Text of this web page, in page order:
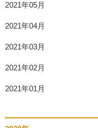
2021年05月
2021年04月
2021年03月
2021年02月
2021年01月